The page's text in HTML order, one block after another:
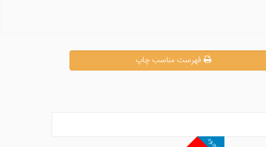
فهرست مناسب چاپ